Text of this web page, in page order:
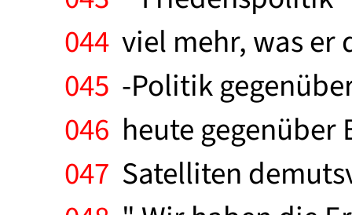
044 viel mehr, was er
045 -Politik
046 heute gegenüber
047 Satelliten